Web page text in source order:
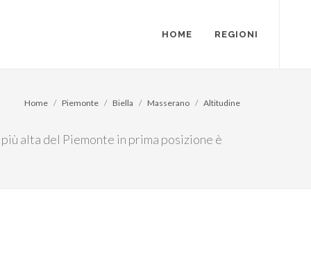
HOME REGIONI
alta del Piemonte in prima posizione è
Home Piemonte Biella Masserano Altitudine